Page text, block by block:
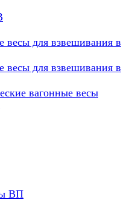
весы для взвешивания в
весы для взвешивания в
вагонные весы